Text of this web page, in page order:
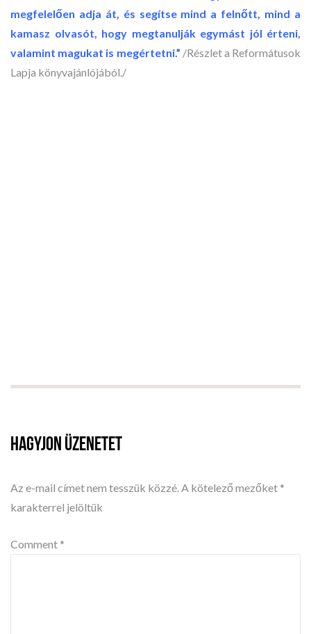
megfelelően adja át, és segítse mind a felnőtt, mind a
kamasz olvasót, hogy megtanulják egymást jól érteni,
valamint magukat is megértetni.” /Részlet a Reformátusok
Lapja könyvajánlójából./
HAGYJON ÜZENETET
Az e-mail címet nem tesszük közzé.A kötelező mezőket *
karakterrel jelöltük
Comment *